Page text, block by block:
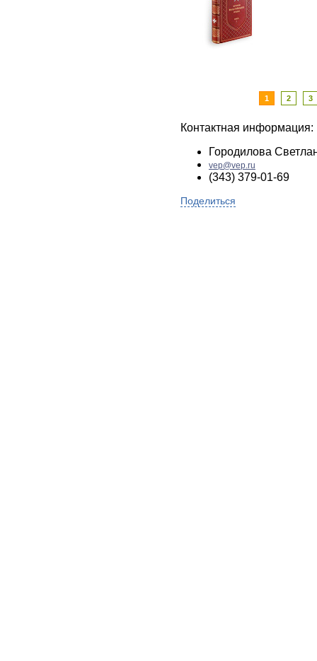
1 2 3
Контактная информация:
Городилова
vep@vep.ru
(343) 379-01-69
Поделиться